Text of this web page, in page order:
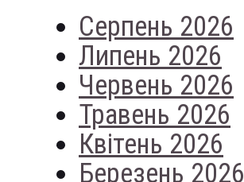
Серпень 2026
Липень 2026
Червень 2026
Травень 2026
Квітень 2026
Березень 2026